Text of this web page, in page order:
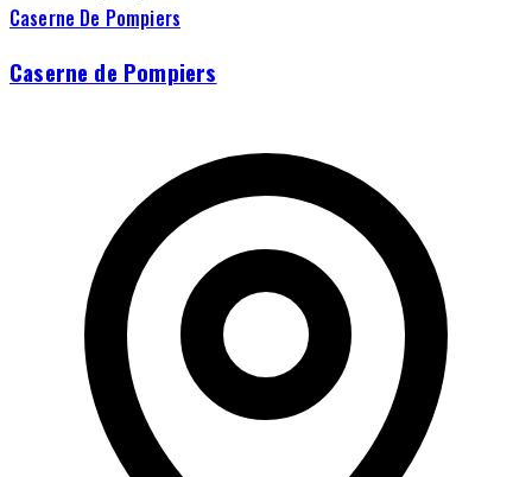
Caserne De Pompiers
Caserne de Pompiers